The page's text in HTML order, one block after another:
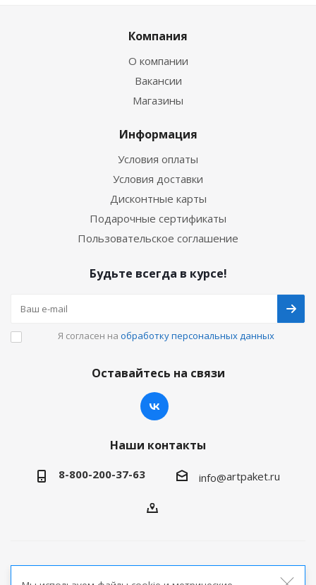
Компания
О компании
Вакансии
Магазины
Информация
Условия оплаты
Условия доставки
Дисконтные карты
Подарочные сертификаты
Пользовательское соглашение
Будьте всегда в курсе!
Я согласен на обработку персональных данных
Оставайтесь на связи
Наши контакты
8-800-200-37-63 info@artpaket.ru